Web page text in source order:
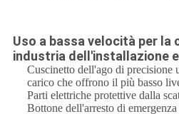
Uso a bassa velocità per
industria dell'installazione
Cuscinetto dell'ago di precisione
carico che offrono il più basso
Parti elettriche protettive dalla
Bottone dell'arresto di